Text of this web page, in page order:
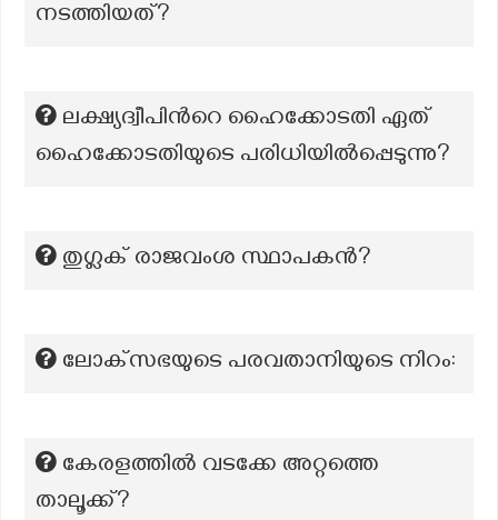
നടത്തിയത്?
ലക്ഷ്യദ്വീപിന്‍റെ ഹൈക്കോടതി ഏത്
ഹൈക്കോടതിയുടെ പരിധിയില്‍പ്പെടുന്നു?
തുഗ്ലക് രാജവംശ സ്ഥാപകൻ?
ലോക്‌സഭയുടെ പരവതാനിയുടെ നിറം:
കേരളത്തിൽ വടക്കേ അറ്റത്തെ
താലൂക്ക്?